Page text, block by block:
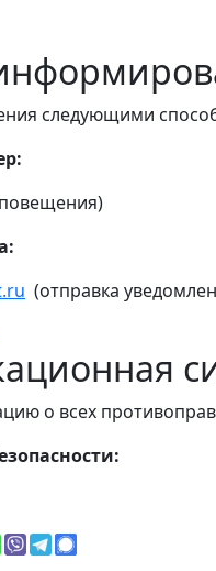
следующими
(отправка
о всех